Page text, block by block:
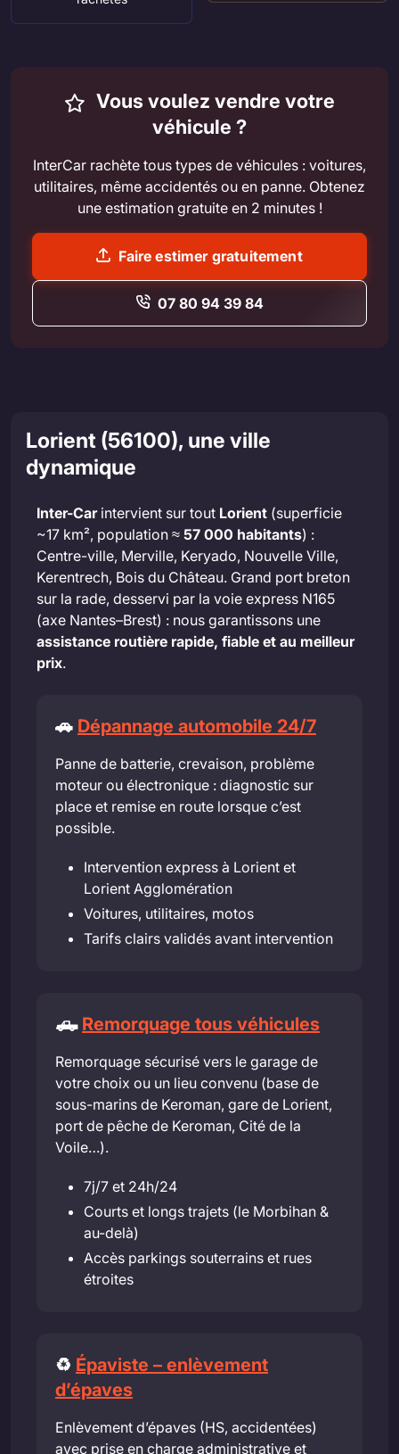
Vous voulez vendre votre
véhicule ?
InterCar rachète tous types de véhicules : voitures,
utilitaires, même accidentés ou en panne. Obtenez
une estimation gratuite en 2 minutes !
Faire estimer gratuitement
07 80 94 39 84
Lorient (56100), une ville
dynamique
Inter-Carintervient sur tout Lorient (superficie
~17 km², population ≈ 57 000 habitants) :
Centre-ville, Merville, Keryado, Nouvelle Ville,
Kerentrech, Bois du Château. Grand port breton
sur la rade, desservi par la voie express N165
(axe Nantes–Brest) : nous garantissons une
assistance routière rapide, fiable et au meilleur
prix.
🚗 Dépannage automobile 24/7
Panne de batterie, crevaison, problème
moteur ou électronique : diagnostic sur
place et remise en route lorsque c’est
possible.
Intervention express à Lorient et
Lorient Agglomération
Voitures, utilitaires, motos
Tarifs clairs validés avant intervention
🛻 Remorquage tous véhicules
Remorquage sécurisé vers le garage de
votre choix ou un lieu convenu (base de
sous-marins de Keroman, gare de Lorient,
port de pêche de Keroman, Cité de la
Voile…).
7j/7 et 24h/24
Courts et longs trajets (le Morbihan &
au-delà)
Accès parkings souterrains et rues
étroites
♻️ Épaviste – enlèvement
d’épaves
Enlèvement d’épaves (HS, accidentées)
avec prise en charge administrative et